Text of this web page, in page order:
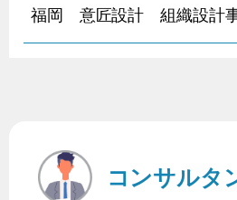
福岡 意匠設計 組織設計
コンサルタ